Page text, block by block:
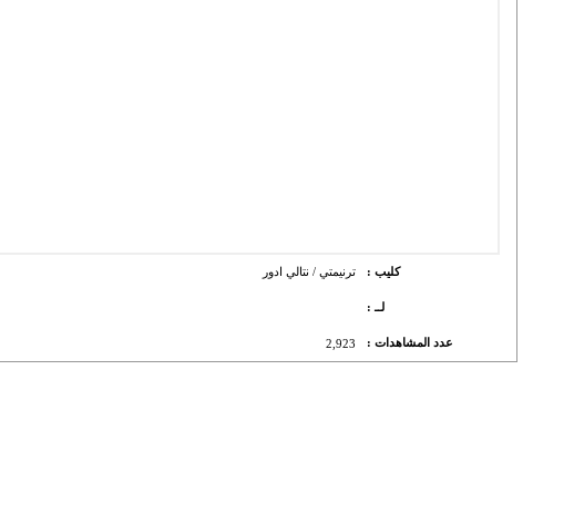
ترنيمتي / نتالي ادور كليب :
لــ :
2,923 عدد المشاهدات :